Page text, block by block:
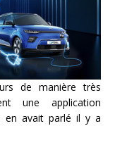
de manière très
une application
en avait parlé il y a